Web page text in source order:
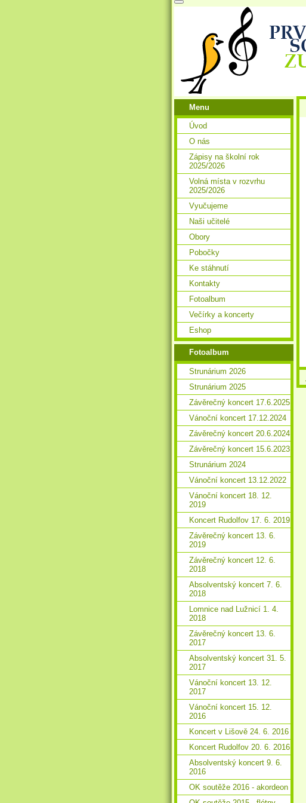
Menu
Úvod
O nás
Zápisy na školní rok
2025/2026
Volná místa v rozvrhu
2025/2026
Vyučujeme
Naši učitelé
Obory
Pobočky
Ke stáhnutí
Kontakty
Fotoalbum
Večírky a koncerty
Eshop
Fotoalbum
Strunárium 2026
Strunárium 2025
Závěrečný koncert 17.6.2025
Vánoční koncert 17.12.2024
Závěrečný koncert 20.6.2024
Závěrečný koncert 15.6.2023
Strunárium 2024
Vánoční koncert 13.12.2022
Vánoční koncert 18. 12.
2019
Koncert Rudolfov 17. 6. 2019
Závěrečný koncert 13. 6.
2019
Závěrečný koncert 12. 6.
2018
Absolventský koncert 7. 6.
2018
Lomnice nad Lužnicí 1. 4.
2018
Závěrečný koncert 13. 6.
2017
Absolventský koncert 31. 5.
2017
Vánoční koncert 13. 12.
2017
Vánoční koncert 15. 12.
2016
Koncert v Lišově 24. 6. 2016
Koncert Rudolfov 20. 6. 2016
Absolventský koncert 9. 6.
2016
OK soutěže 2016 - akordeon